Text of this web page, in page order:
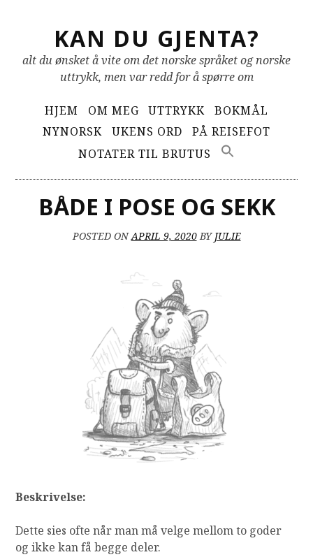
content KAN DU GJENTA?
alt du ønsket å vite om det norske språket og norske
uttrykk, men var redd for å spørre om
Primary
Menu
HJEM OM MEG UTTRYKK
BOKMÅL
NYNORSK
UKENS ORD
PÅ REISEFOT
NOTATER TIL BRUTUS
BÅDE I POSE OG SEKK
POSTED ONAPRIL 9, 2020BY JULIE
Beskrivelse:
Dette sies ofte når man må velge mellom to goder
og ikke kan få begge deler.